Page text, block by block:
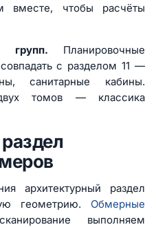
чтобы расчёты
групп. Планировочные
с разделом 11 —
санитарные кабины.
томов — классика
архитектурный раздел
геометрию. Обмерные
выполняем